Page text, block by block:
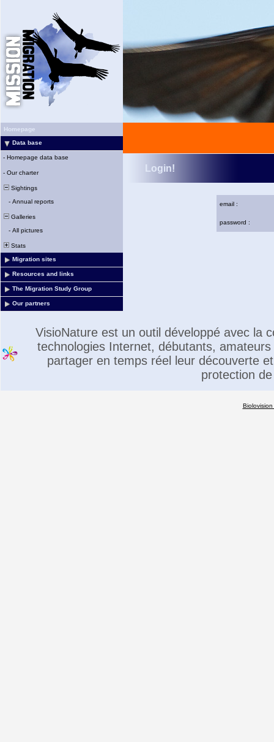
Homepage
Data base
- Homepage data base
- Our charter
Sightings
- Annual reports
Galleries
- All pictures
Stats
Migration sites
Resources and links
The Migration Study Group
Our partners
Login!
email :
password :
VisioNature est un outil développé avec la
technologies Internet, débutants,
partager en temps réel leur découverte
protection
Biolovision